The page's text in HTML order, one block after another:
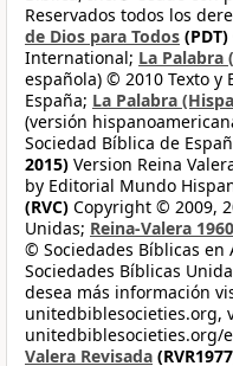
Reservados todos los
de Dios para Todos (PDT)
International; La Palabra
española) © 2010 Texto y
España; La Palabra
(versión
Sociedad Bíblica de
2015) Version Reina
by Editorial Mundo
(RVC) Copyright © 2009,
Unidas; Reina-Valera 1960
© Sociedades Bíblicas en
Sociedades Bíblicas
desea más información
unitedbiblesocieties.org,
unitedbiblesocieties.org/
Valera Revisada